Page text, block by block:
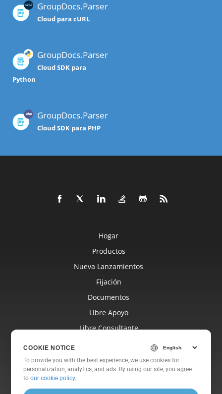
GroupDocs.Parser
Cloud para cURL
GroupDocs.Parser
Cloud SDK para
Python
GroupDocs.Parser
Cloud SDK para PHP
Hogar
Productos
Nueva Lanzamientos
Fijación
Documentos
Libre Apoyo
Libre Consultante
Sitios Web
Sobre
COOKIE NOTICE
To provide you with the best experience, we use cookies for
personalization, analytics, and ads. By using our site, you agree
toour cookie policy.